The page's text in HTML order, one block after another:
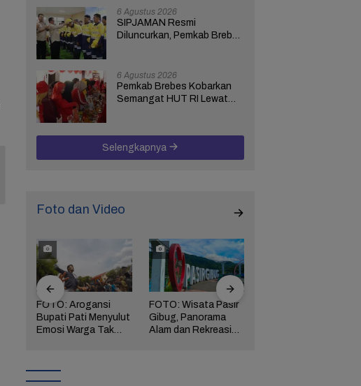
6 Agustus 2026
SIPJAMAN Resmi
Diluncurkan, Pemkab Brebes
6 Agustus 2026
Pemkab Brebes Kobarkan
Semangat HUT RI Lewat
Selengkapnya
Foto dan Video
FOTO: Arogansi
Bupati Pati Menyulut
Emosi Warga Tak
Kekuasaan!
FOTO: Wisata Pasir
Gibug, Panorama
Alam dan Rekreasi